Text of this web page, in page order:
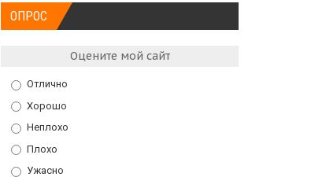
ОПРОС
Оцените мой сайт
Отлично
Хорошо
Неплохо
Плохо
Ужасно